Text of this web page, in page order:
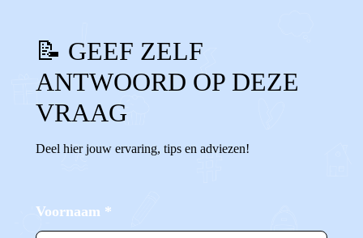
📝 GEEF ZELF
ANTWOORD OP DEZE
VRAAG
Deel hier jouw ervaring, tips en adviezen!
Voornaam *